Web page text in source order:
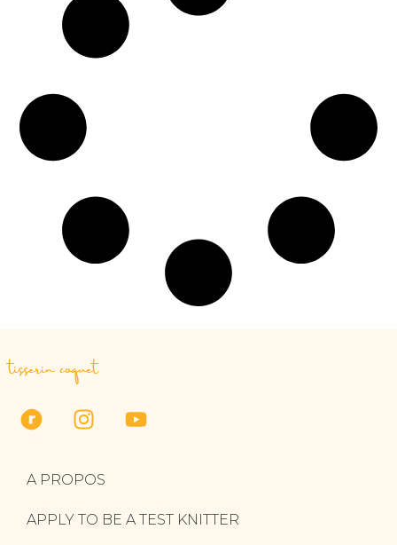
tisserin coquet
A PROPOS
APPLY TO BE A TEST KNITTER